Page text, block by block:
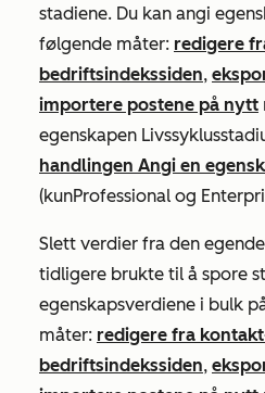
stadiene. Du kan angi
følgende måter: redigere
bedriftsindekssiden,
importere postene på nytt
egenskapen
handlingen Angi en
(kunProfessional og
Slett verdier fra den
tidligere brukte til å spore
egenskapsverdiene i bulk
måter: redigere fra
bedriftsindekssiden,